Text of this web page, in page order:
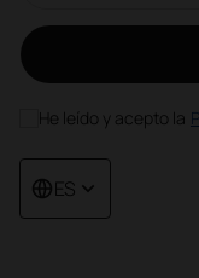
He leído y acepto la
ES